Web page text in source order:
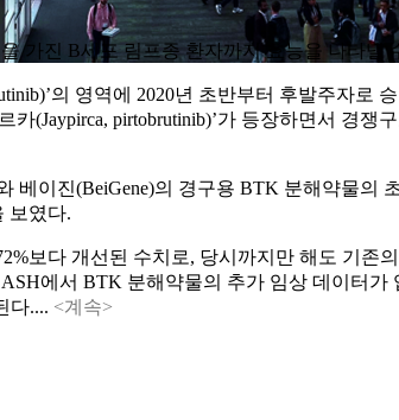
가진 B세포 림프종 환자까지 효능을 나타
의 영역에 2020년 초반부터 후발주자
(Jaypirca, pirtobrutinib)’가 등장하면서 경
베이진(BeiGene)의 경구용 BTK 분해약물
보였다.
보다 개선된 수치로, 당시까지만 해도 기존
에서 BTK 분해약물의 추가 임상 데이터
다.... <계속>